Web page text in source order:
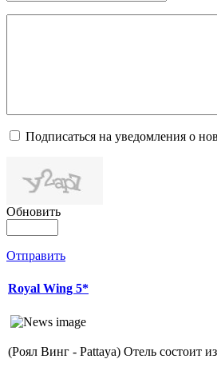
Подписаться на уведомления о
Обновить
Отправить
Royal Wing 5*
(Роял Винг - Pattaya) Отель состоит